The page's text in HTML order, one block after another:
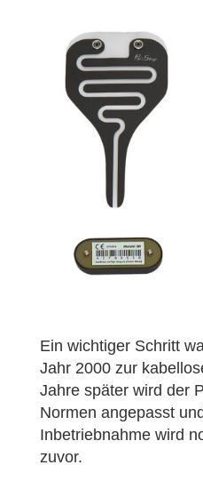
Ein wichtiger Schritt
Jahr 2000 zur
Jahre später wird der
Normen angepasst
Inbetriebnahme wird
zuvor.